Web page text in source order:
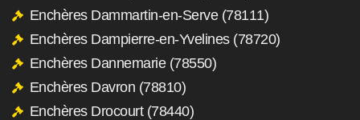
Enchères Dammartin-en-Serve (78111)
Enchères Dampierre-en-Yvelines (78720)
Enchères Dannemarie (78550)
Enchères Davron (78810)
Enchères Drocourt (78440)